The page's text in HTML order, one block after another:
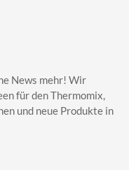
News mehr! Wir
für den Thermomix,
und neue Produkte in